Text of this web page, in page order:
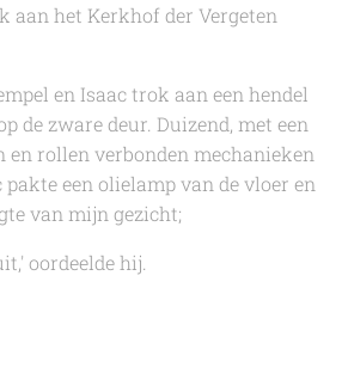
aan het Kerkhof der Vergeten
en Isaac trok aan een hendel
de zware deur. Duizend, met een
rollen verbonden mechanieken
een olielamp van de vloer en
van mijn gezicht;
oordeelde hij.